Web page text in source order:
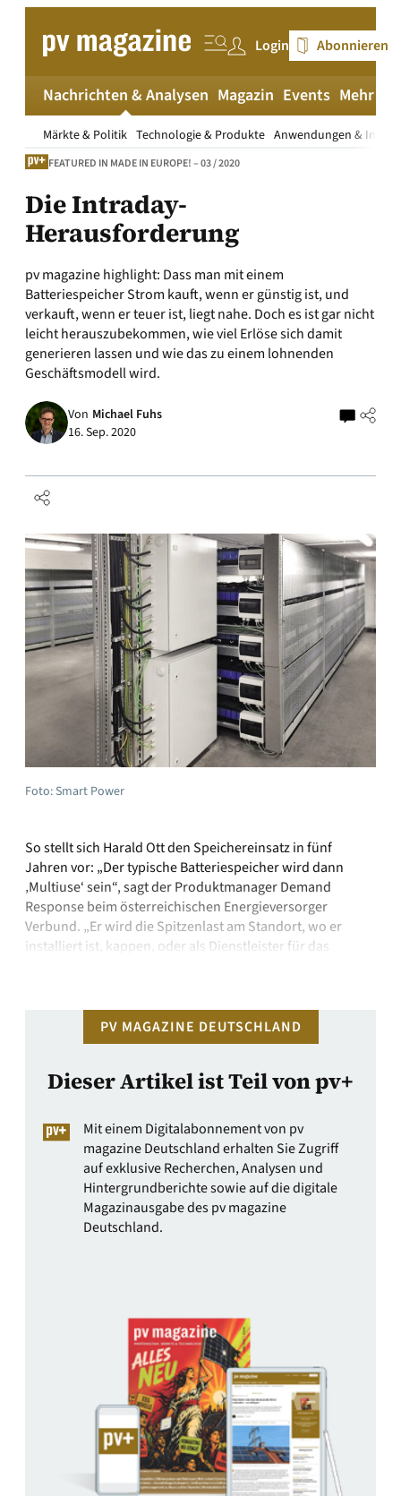
springen
Login Abonnieren
Nachrichten & Analysen
Märkte & Politik Technologie & Produkte Anwendungen &
Magazin Events Mehr
FEATURED IN MADE IN EUROPE! – 03 / 2020
Die Intraday-
Herausforderung
pv magazine highlight: Dass man mit einem
Batteriespeicher Strom kauft, wenn er günstig ist, und
verkauft, wenn er teuer ist, liegt nahe. Doch es ist gar nicht
leicht herauszubekommen, wie viel Erlöse sich damit
generieren lassen und wie das zu einem lohnenden
Geschäftsmodell wird.
Von Michael Fuhs
16. Sep. 2020
Foto: Smart Power
So stellt sich Harald Ott den Speichereinsatz in fünf
Jahren vor: „Der typische Batteriespeicher wird dann
‚Multiuse‘ sein“, sagt der Produktmanager Demand
Response beim österreichischen Energieversorger
Verbund. „Er wird die Spitzenlast am Standort, wo er
installiert ist, kappen, oder als Dienstleister für das
PV MAGAZINE DEUTSCHLAND
Dieser Artikel ist Teil von pv+
Mit einem Digitalabonnement von pv
magazine Deutschland erhalten Sie Zugriff
auf exklusive Recherchen, Analysen und
Hintergrundberichte sowie auf die digitale
Magazinausgabe des pv magazine
Deutschland.